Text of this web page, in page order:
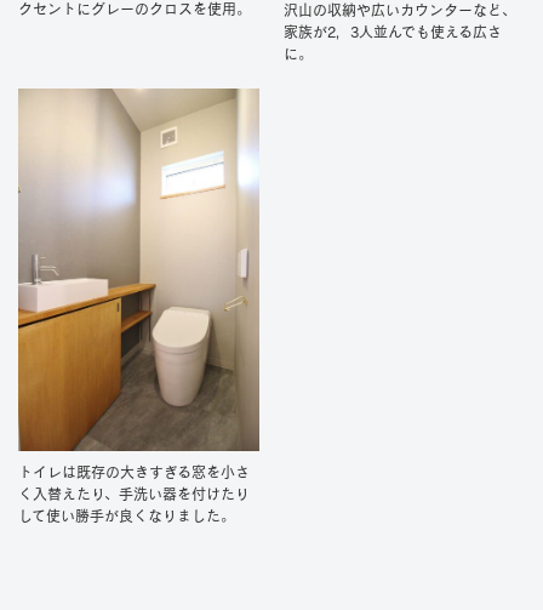
クセントにグレーのクロスを使用。
沢山の収納や広いカウンターなど、
家族が2，3人並んでも使える広さ
に。
トイレは既存の大きすぎる窓を小さ
く入替えたり、手洗い器を付けたり
して使い勝手が良くなりました。